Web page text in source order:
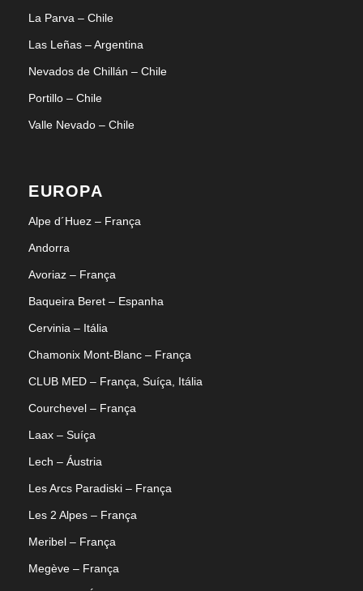
La Parva – Chile
Las Leñas – Argentina
Nevados de Chillán – Chile
Portillo – Chile
Valle Nevado – Chile
EUROPA
Alpe d´Huez – França
Andorra
Avoriaz – França
Baqueira Beret – Espanha
Cervinia – Itália
Chamonix Mont-Blanc – França
CLUB MED – França, Suíça, Itália
Courchevel – França
Laax – Suíça
Lech – Áustria
Les Arcs Paradiski – França
Les 2 Alpes – França
Meribel – França
Megève – França